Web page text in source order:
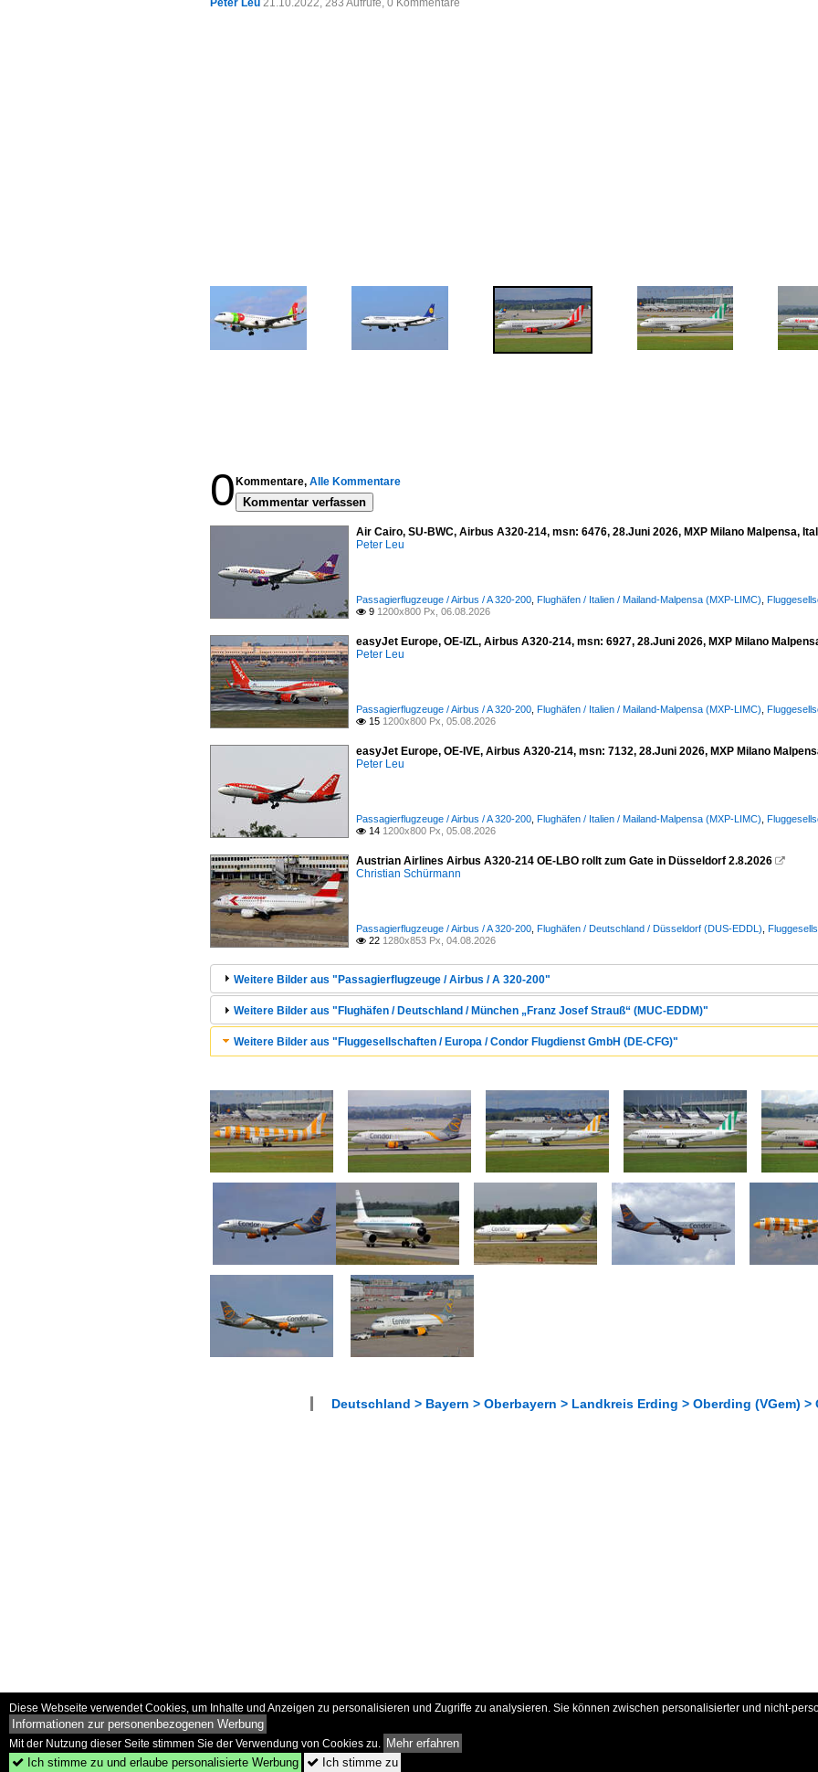
Peter Leu 21.10.2022, 283 Aufrufe, 0 Kommentare
0 Kommentare, Alle Kommentare
Kommentar verfassen
Air Cairo, SU-BWC, Airbus A320-214, msn: 6476, 28.Juni 2026, MXP Milano Malpensa,
Peter Leu
Passagierflugzeuge / Airbus / A 320-200 Flughäfen / Italien / Mailand-Malpensa (MXP-LIMC)
 9 1200x800 Px, 06.08.2026
easyJet Europe, OE-IZL, Airbus A320-214, msn: 6927, 28.Juni 2026, MXP Milano
Peter Leu
Passagierflugzeuge / Airbus / A 320-200 Flughäfen / Italien / Mailand-Malpensa (MXP-LIMC)
 15 1200x800 Px, 05.08.2026
easyJet Europe, OE-IVE, Airbus A320-214, msn: 7132, 28.Juni 2026, MXP Milano
Peter Leu
Passagierflugzeuge / Airbus / A 320-200 Flughäfen / Italien / Mailand-Malpensa (MXP-LIMC)
 14 1200x800 Px, 05.08.2026
Austrian Airlines Airbus A320-214 OE-LBO rollt zum Gate in Düsseldorf 2.8.2026 
Christian Schürmann
Passagierflugzeuge / Airbus / A 320-200 Flughäfen / Deutschland / Düsseldorf (DUS-EDDL)
 22 1280x853 Px, 04.08.2026
Weitere Bilder aus "Passagierflugzeuge / Airbus / A 320-200"
Weitere Bilder aus "Flughäfen / Deutschland / München „Franz Josef Strauß“ (MUC-EDDM)"
Weitere Bilder aus "Fluggesellschaften / Europa / Condor Flugdienst GmbH (DE-CFG)"
Deutschland > Bayern > Oberbayern > Landkreis Erding > Oberding (VGem) >
Diese Webseite verwendet Cookies, um Inhalte und Anzeigen zu personalisieren und Zugriffe zu analysieren. Sie können zwischen personalisierter und nicht-
Informationen zur personenbezogenen Werbung
Mit der Nutzung dieser Seite stimmen Sie der Verwendung von Cookies zu. Mehr erfahren
 Ich stimme zu und erlaube personalisierte Werbung  Ich stimme zu